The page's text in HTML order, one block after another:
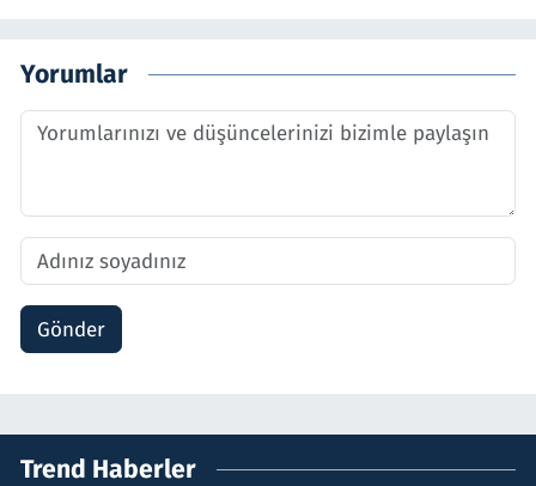
Yorumlar
Gönder
Trend Haberler